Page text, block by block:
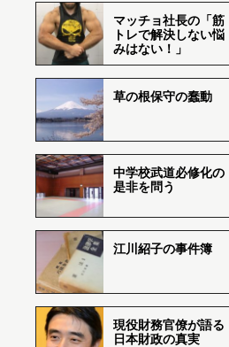
マッチョ社長の「筋
トレで解決しない悩
みはない！」
草の根保守の蠢動
中学校武道必修化の
是非を問う
江川紹子の事件簿
現役財務官僚が語る
日本財政の真実